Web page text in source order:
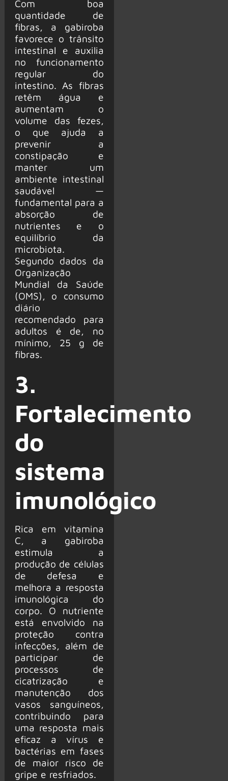
Com boa
quantidade de
fibras, a gabiroba
favorece o trânsito
intestinal e auxilia
no funcionamento
regular do
intestino. As fibras
retêm água e
aumentam o
volume das fezes,
o que ajuda a
prevenir a
constipação e
manter um
ambiente intestinal
saudável —
fundamental para a
absorção de
nutrientes e o
equilíbrio da
microbiota.
Segundo dados da
Organização
Mundial da Saúde
(OMS), o consumo
diário
recomendado para
adultos é de, no
mínimo, 25 g de
fibras.
3.
Fortalecimento
do
sistema
imunológico
Rica em vitamina
C, a gabiroba
estimula a
produção de células
de defesa e
melhora a resposta
imunológica do
corpo. O nutriente
está envolvido na
proteção contra
infecções, além de
participar de
processos de
cicatrização e
manutenção dos
vasos sanguíneos,
contribuindo para
uma resposta mais
eficaz a vírus e
bactérias em fases
de maior risco de
gripe e resfriados.